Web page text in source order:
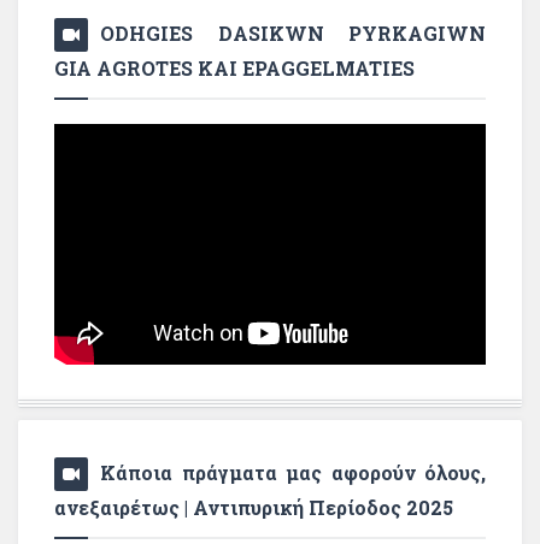
ODHGIES DASIKWN PYRKAGIWN
GIA AGROTES KAI EPAGGELMATIES
Κάποια πράγματα μας αφορούν όλους,
ανεξαιρέτως | Αντιπυρική Περίοδος 2025